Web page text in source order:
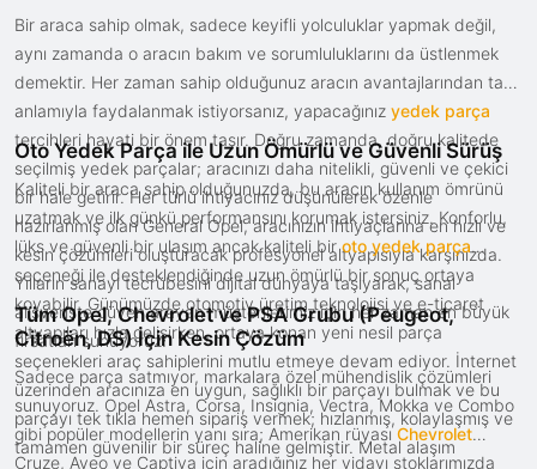
Bir araca sahip olmak, sadece keyifli yolculuklar yapmak değil,
aynı zamanda o aracın bakım ve sorumluluklarını da üstlenmek
demektir. Her zaman sahip olduğunuz aracın avantajlarından tam
anlamıyla faydalanmak istiyorsanız, yapacağınız yedek parça
tercihleri hayati bir önem taşır. Doğru zamanda, doğru kalitede
seçilmiş yedek parçalar; aracınızı daha nitelikli, güvenli ve çekici
bir hale getirir. Her türlü ihtiyacınız düşünülerek özenle
hazırlanmış olan General Opel, aracınızın ihtiyaçlarına en hızlı ve
kesin çözümleri oluşturacak profesyonel altyapısıyla karşınızda.
Yılların sanayi tecrübesini dijital dünyaya taşıyarak, sanal
alışverişte güven arayan müşterilerimiz için her zaman en büyük
fırsatları sunuyoruz.
Oto Yedek Parça ile Uzun Ömürlü ve Güvenli Sürüş
Kaliteli bir araca sahip olduğunuzda, bu aracın kullanım ömrünü
uzatmak ve ilk günkü performansını korumak istersiniz. Konforlu,
lüks ve güvenli bir ulaşım ancak kaliteli biroto yedek parça
seçeneği ile desteklendiğinde uzun ömürlü bir sonuç ortaya
koyabilir. Günümüzde otomotiv üretim teknolojisi ve e-ticaret
altyapıları hızla gelişirken, ortaya konan yeni nesil parça
seçenekleri araç sahiplerini mutlu etmeye devam ediyor. İnternet
üzerinden aracınıza en uygun, sağlıklı bir parçayı bulmak ve bu
parçayı tek tıkla hemen sipariş vermek; hızlanmış, kolaylaşmış ve
tamamen güvenilir bir süreç haline gelmiştir. Metal alaşım
Tüm Opel, Chevrolet ve PSA Grubu (Peugeot,
Citroën, DS) İçin Kesin Çözüm
Sadece parça satmıyor, markalara özel mühendislik çözümleri
sunuyoruz. Opel Astra, Corsa, Insignia, Vectra, Mokka ve Combo
gibi popüler modellerin yanı sıra; Amerikan rüyasıChevrolet
Cruze, Aveo ve Captiva için aradığınız her vidayı stoklarımızda